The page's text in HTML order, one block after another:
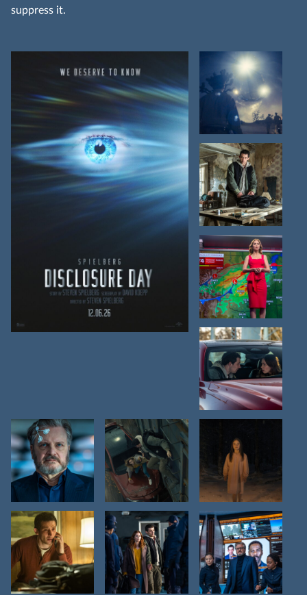
suppress it.